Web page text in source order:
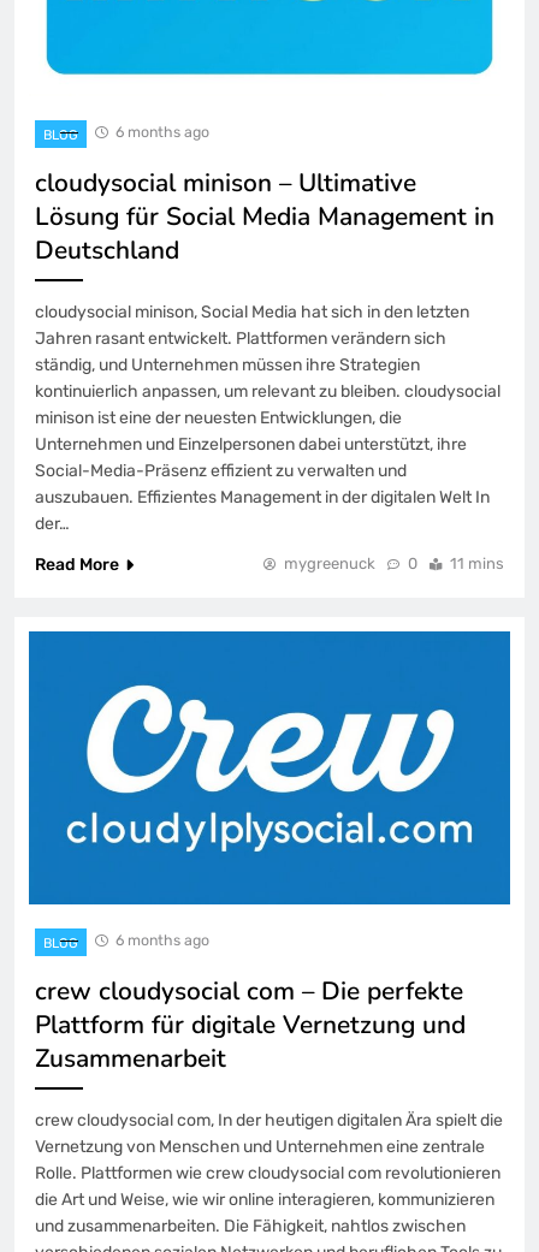
BLOG 6 months ago
cloudysocial minison – Ultimative
Lösung für Social Media Management in
Deutschland
cloudysocial minison, Social Media hat sich in den letzten
Jahren rasant entwickelt. Plattformen verändern sich
ständig, und Unternehmen müssen ihre Strategien
kontinuierlich anpassen, um relevant zu bleiben. cloudysocial
minison ist eine der neuesten Entwicklungen, die
Unternehmen und Einzelpersonen dabei unterstützt, ihre
Social-Media-Präsenz effizient zu verwalten und
auszubauen. Effizientes Management in der digitalen Welt In
der…
Read More
mygreenuck 0 11 mins
BLOG 6 months ago
crew cloudysocial com – Die perfekte
Plattform für digitale Vernetzung und
Zusammenarbeit
crew cloudysocial com, In der heutigen digitalen Ära spielt die
Vernetzung von Menschen und Unternehmen eine zentrale
Rolle. Plattformen wie crew cloudysocial com revolutionieren
die Art und Weise, wie wir online interagieren, kommunizieren
und zusammenarbeiten. Die Fähigkeit, nahtlos zwischen